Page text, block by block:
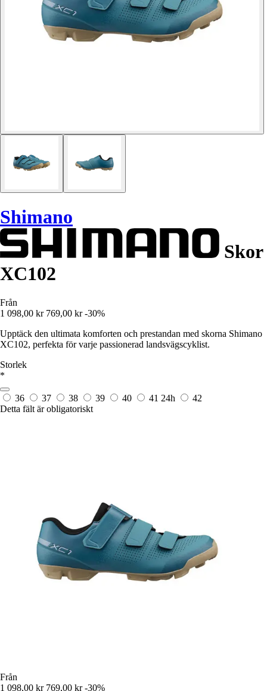
Shimano
Skor
XC102
Från
1 098,00 kr 769,00 kr -30%
Upptäck den ultimata komforten och prestandan med skorna Shimano
XC102, perfekta för varje passionerad landsvägscyklist.
Storlek
*
36 37 38 39 40 41 24h
42
Detta fält är obligatoriskt
Från
1 098,00 kr 769,00 kr -30%